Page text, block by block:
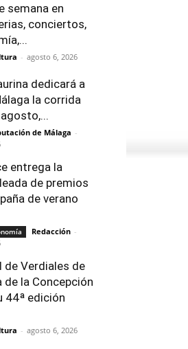
semana en
conciertos,
- agosto 6, 2026
dedicará a
la corrida
de Málaga -
entrega la
de premios
de verano
Redacción -
de Verdiales de
de la Concepción
44ª edición
- agosto 6, 2026